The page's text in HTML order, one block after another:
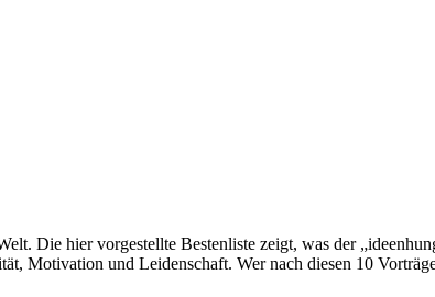
Die hier vorgestellte Bestenliste zeigt, was der
Motivation und Leidenschaft. Wer nach diesen 10